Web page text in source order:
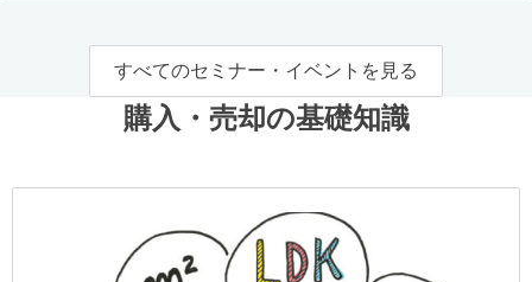
すべてのセミナー・イベントを見る
購入・売却の基礎知識